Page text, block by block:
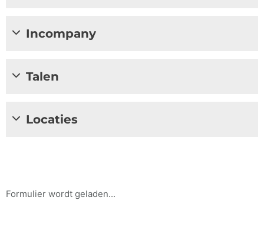
Incompany
Talen
Locaties
Formulier wordt geladen...